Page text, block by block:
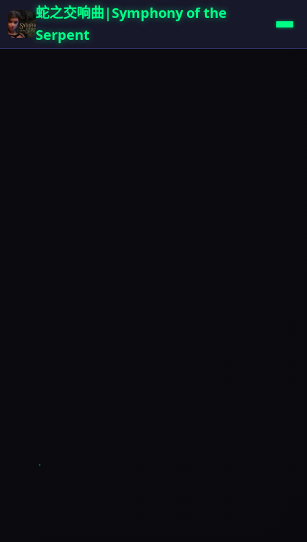
蛇之交响曲|Symphony of the
Serpent